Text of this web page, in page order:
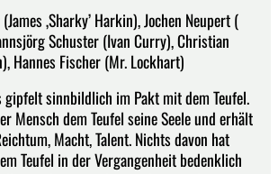
‚Sharky’ Harkin), Jochen Neupert (
Schuster (Ivan Curry), Christian
Hannes Fischer (Mr. Lockhart)
gipfelt sinnbildlich im Pakt mit dem Teufel.
Mensch dem Teufel seine Seele und erhält
Macht, Talent. Nichts davon hat
Teufel in der Vergangenheit bedenklich